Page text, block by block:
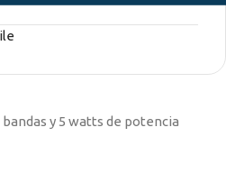
y 5 watts de potencia